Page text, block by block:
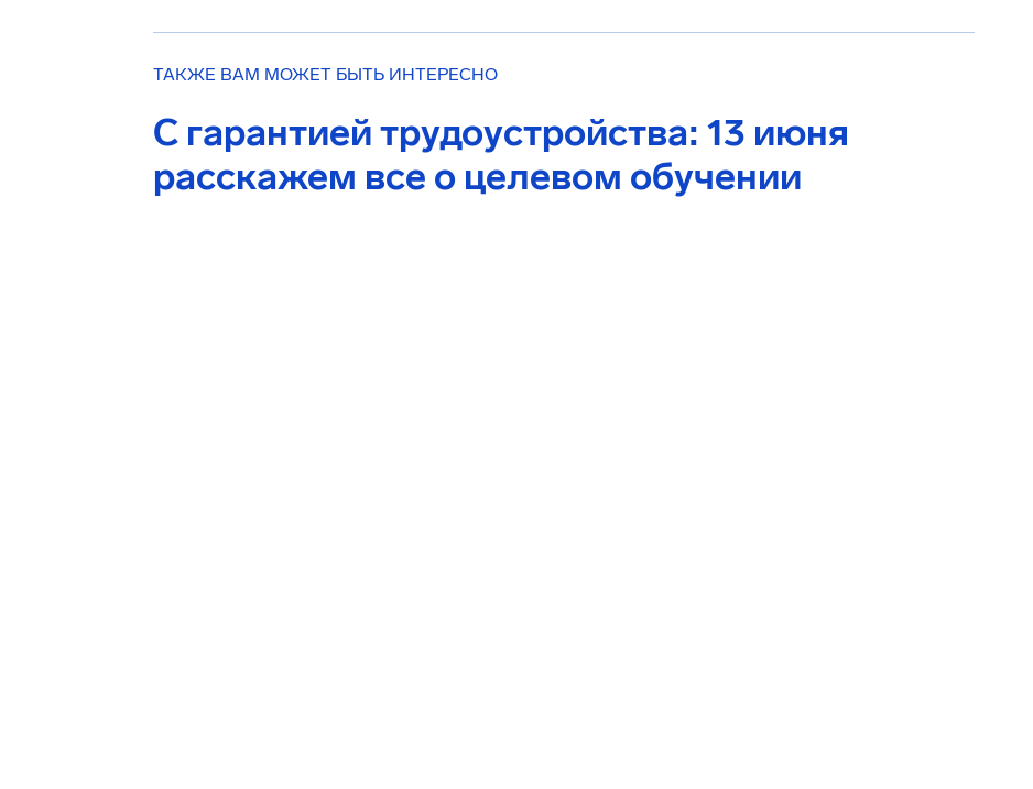
ТАКЖЕ ВАМ МОЖЕТ БЫТЬ ИНТЕРЕСНО
С гарантией трудоустройства: 13 июня
расскажем все о целевом обучении